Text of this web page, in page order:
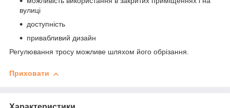
вулиці
доступність
привабливий дизайн
Регулювання тросу можливе шляхом його обрізання.
Приховати